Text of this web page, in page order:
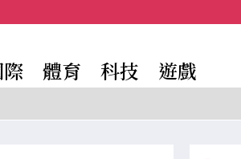
體育 科技 遊戲